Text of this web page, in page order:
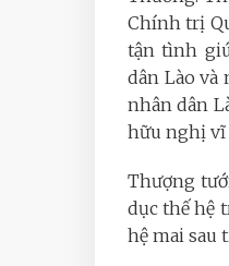
Chính trị
tận tình
dân Lào và
nhân dân
hữu nghị vĩ
Thượng
dục thế hệ
hệ mai sau